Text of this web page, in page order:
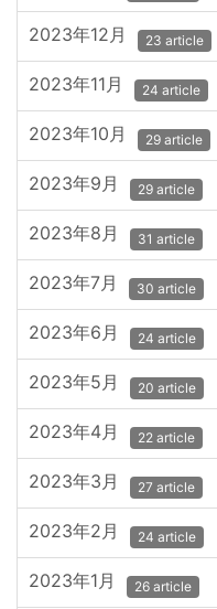
2023年12月 23 article
2023年11月 24 article
2023年10月 29 article
2023年9月 29 article
2023年8月 31 article
2023年7月 30 article
2023年6月 24 article
2023年5月 20 article
2023年4月 22 article
2023年3月 27 article
2023年2月 24 article
2023年1月 26 article